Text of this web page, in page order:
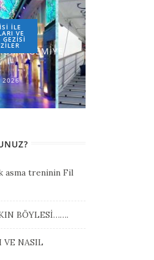
İLE
VE
GEZİSİ
GEMİYE
2026
asma treninin Fil
BÖYLESİ…….
VE NASIL